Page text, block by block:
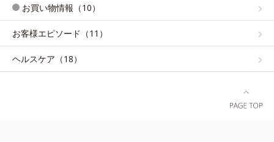
お買い物情報（10）
お客様エピソード（11）
ヘルスケア（18）